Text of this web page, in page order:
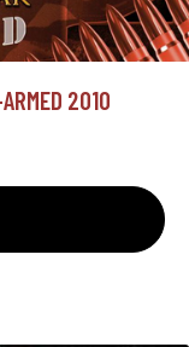
2010